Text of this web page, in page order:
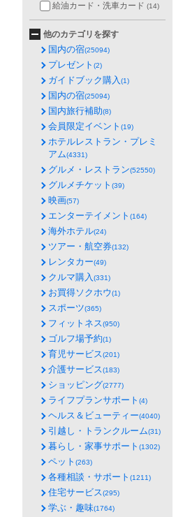
給油カード・洗車カード (14)
他のカテゴリを探す
国内の宿(25094)
プレゼント (2)
ガイドブック購入(1)
国内の宿(25094)
国内旅行補助(8)
会員限定イベント (19)
ホテルレストラン・プレミ
アム(4331)
グルメ・レストラン(52550)
グルメチケット (39)
映画(57)
エンターテイメント (164)
海外ホテル(24)
ツアー・航空券(132)
レンタカー(49)
クルマ購入(331)
お買得ソクホウ(1)
スポーツ(365)
フィットネス(950)
ゴルフ場予約(1)
育児サービス(201)
介護サービス(183)
ショッピング(2777)
ライフプランサポート (4)
ヘルス＆ビューティー(4040)
引越し・トランクルーム(31)
暮らし・家事サポート (1302)
ペット (263)
各種相談・サポート (1211)
住宅サービス(295)
学ぶ・趣味(1764)